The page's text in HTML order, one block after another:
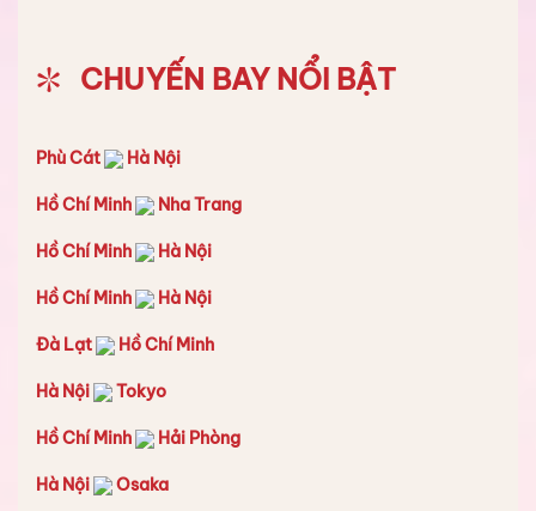
CHUYẾN BAY NỔI BẬT
Phù Cát Hà Nội
Hồ Chí Minh Nha Trang
Hồ Chí Minh Hà Nội
Hồ Chí Minh Hà Nội
Đà Lạt Hồ Chí Minh
Hà Nội Tokyo
Hồ Chí Minh Hải Phòng
Hà Nội Osaka